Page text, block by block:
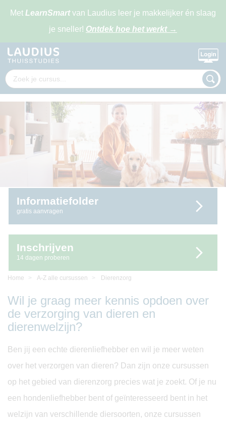
Met LearnSmartvan Laudius leer je makkelijker én slaag
je sneller! Ontdek hoe het werkt →
Informatiefolder
gratis aanvragen
Inschrijven
14 dagen proberen
Home A-Z alle cursussen Dierenzorg
Wil je graag meer kennis opdoen over
de verzorging van dieren en
dierenwelzijn?
Ben jij een echte dierenliefhebber en wil je meer weten
over het verzorgen van dieren? Dan zijn onze cursussen
op het gebied van dierenzorg precies wat je zoekt. Of je nu
een hondenliefhebber bent of geïnteresseerd bent in het
welzijn van verschillende diersoorten, onze cursussen